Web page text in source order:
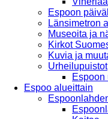
Espoon
Länsimetron
Museoita ja
Kirkot
Kuvia ja
Espoon
Espoo alueittain